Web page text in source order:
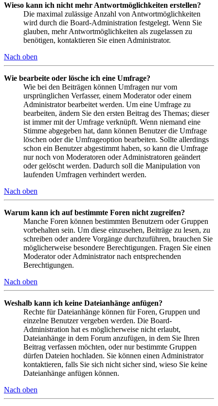
Wieso kann ich nicht mehr Antwortmöglichkeiten erstellen?
Die maximal zulässige Anzahl von Antwortmöglichkeiten
wird durch die Board-Administration festgelegt. Wenn Sie
glauben, mehr Antwortmöglichkeiten als zugelassen zu
benötigen, kontaktieren Sie einen Administrator.
Nach oben
Wie bearbeite oder lösche ich eine Umfrage?
Wie bei den Beiträgen können Umfragen nur vom
ursprünglichen Verfasser, einem Moderator oder einem
Administrator bearbeitet werden. Um eine Umfrage zu
bearbeiten, ändern Sie den ersten Beitrag des Themas; dieser
ist immer mit der Umfrage verknüpft. Wenn niemand eine
Stimme abgegeben hat, dann können Benutzer die Umfrage
löschen oder die Umfrageoption bearbeiten. Sollte allerdings
schon ein Benutzer abgestimmt haben, so kann die Umfrage
nur noch von Moderatoren oder Administratoren geändert
oder gelöscht werden. Dadurch soll die Manipulation von
laufenden Umfragen verhindert werden.
Nach oben
Warum kann ich auf bestimmte Foren nicht zugreifen?
Manche Foren können bestimmten Benutzern oder Gruppen
vorbehalten sein. Um diese einzusehen, Beiträge zu lesen, zu
schreiben oder andere Vorgänge durchzuführen, brauchen Sie
möglicherweise besondere Berechtigungen. Fragen Sie einen
Moderator oder Administrator nach entsprechenden
Berechtigungen.
Nach oben
Weshalb kann ich keine Dateianhänge anfügen?
Rechte für Dateianhänge können für Foren, Gruppen und
einzelne Benutzer vergeben werden. Die Board-
Administration hat es möglicherweise nicht erlaubt,
Dateianhänge in dem Forum anzufügen, in dem Sie Ihren
Beitrag verfassen möchten, oder nur bestimmte Gruppen
dürfen Dateien hochladen. Sie können einen Administrator
kontaktieren, falls Sie sich nicht sicher sind, wieso Sie keine
Dateianhänge anfügen können.
Nach oben